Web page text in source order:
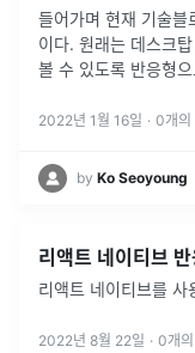
들어가며 현재 기술블로그를 직접 만드는 개인 프로젝트를 진행중
이다. 원래는 데스크
볼 수 있도록 반응형
의...
2022년 1월 16일 · 0개
by Ko Seoyoung
리액트 네이티브
리액트 네이티브를 사
2022년 8월 22일 · 0개